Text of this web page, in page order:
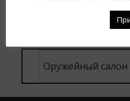
Оружейный